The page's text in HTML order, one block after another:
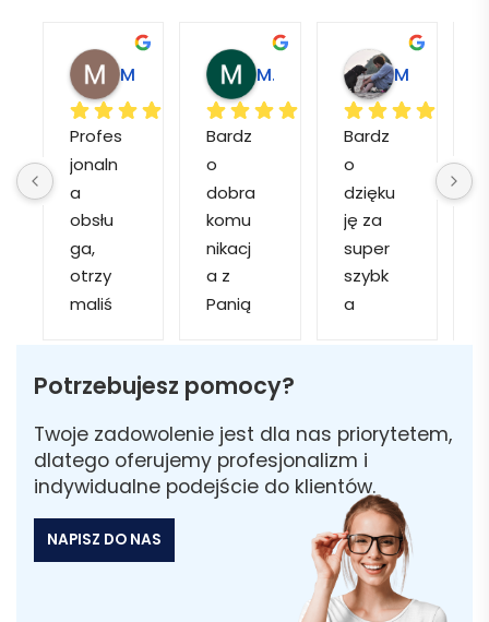
Profes
jonaln
a
obsłu
ga,
otrzy
maliś
wizuali
któryc
h
mogliś
Marcin M.
Bardz
o
dobra
komu
nikacj
a z
Panią
Szybk
realiza
cja ✅
Szybk
Bardz
o
dzięku
ję za
super
szybk
a
Został
am
poinfo
rmow
ana
że
część
Potrzebujesz pomocy?
Twoje zadowolenie jest dla nas priorytetem,
dlatego oferujemy profesjonalizm i
indywidualne podejście do klientów.
NAPISZ DO NAS